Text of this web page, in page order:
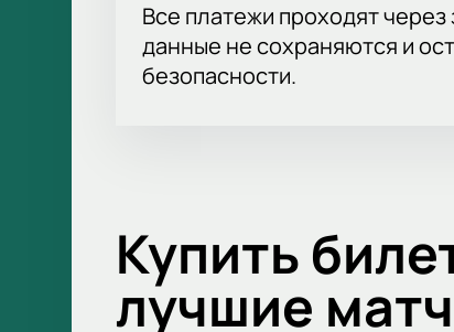
Все платежи проходят
данные не сохраняются и
безопасности.
Купить
лучшие